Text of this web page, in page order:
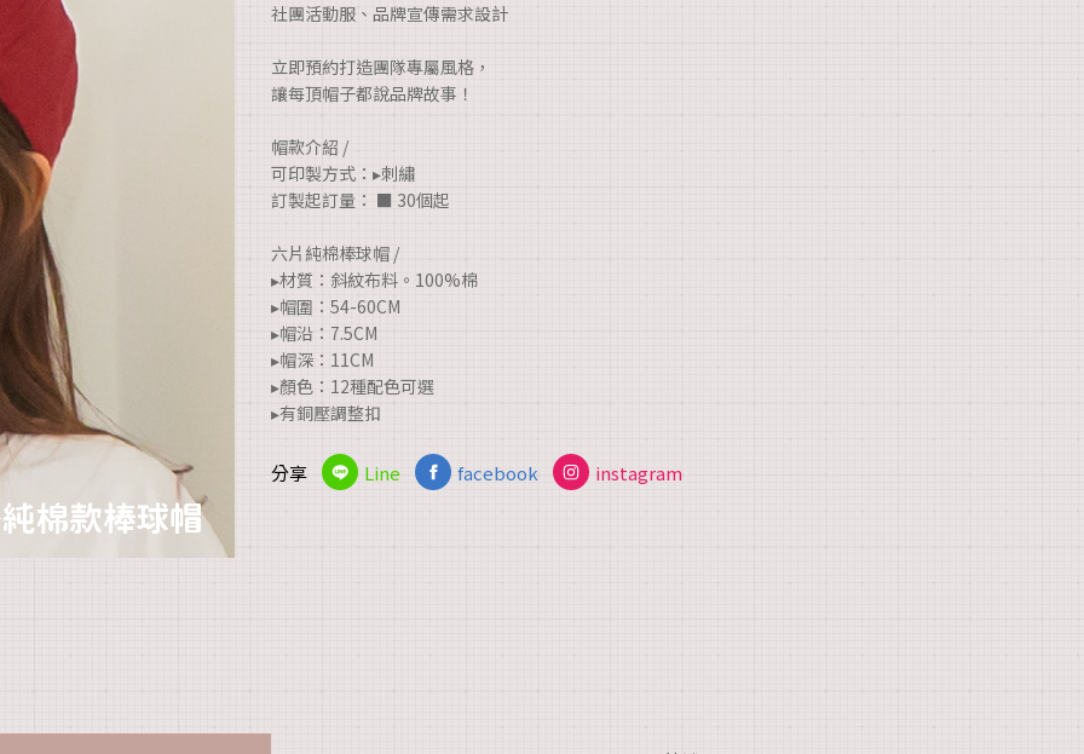
社團活動服、品牌宣傳需求設計
立即預約打造團隊專屬風格，
讓每頂帽子都說品牌故事！
帽款介紹 /
可印製方式：▸刺繡
訂製起訂量： ■ 30個起
六片純棉棒球帽 /
▸材質：斜紋布料。100%棉
▸帽圍：54-60CM
▸帽沿：7.5CM
▸帽深：11CM
▸顏色：12種配色可選
▸有銅壓調整扣
分享 Line facebook instagram